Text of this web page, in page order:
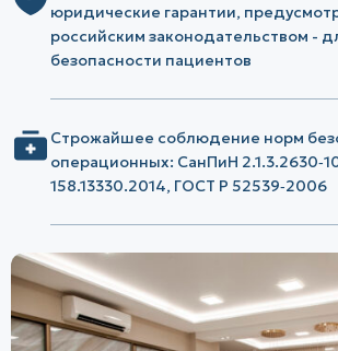
юридические гарантии,
российским законодательством -
безопасности пациентов
Строжайшее соблюдение норм
операционных: СанПиН
158.13330.2014, ГОСТ Р 52539‑2006